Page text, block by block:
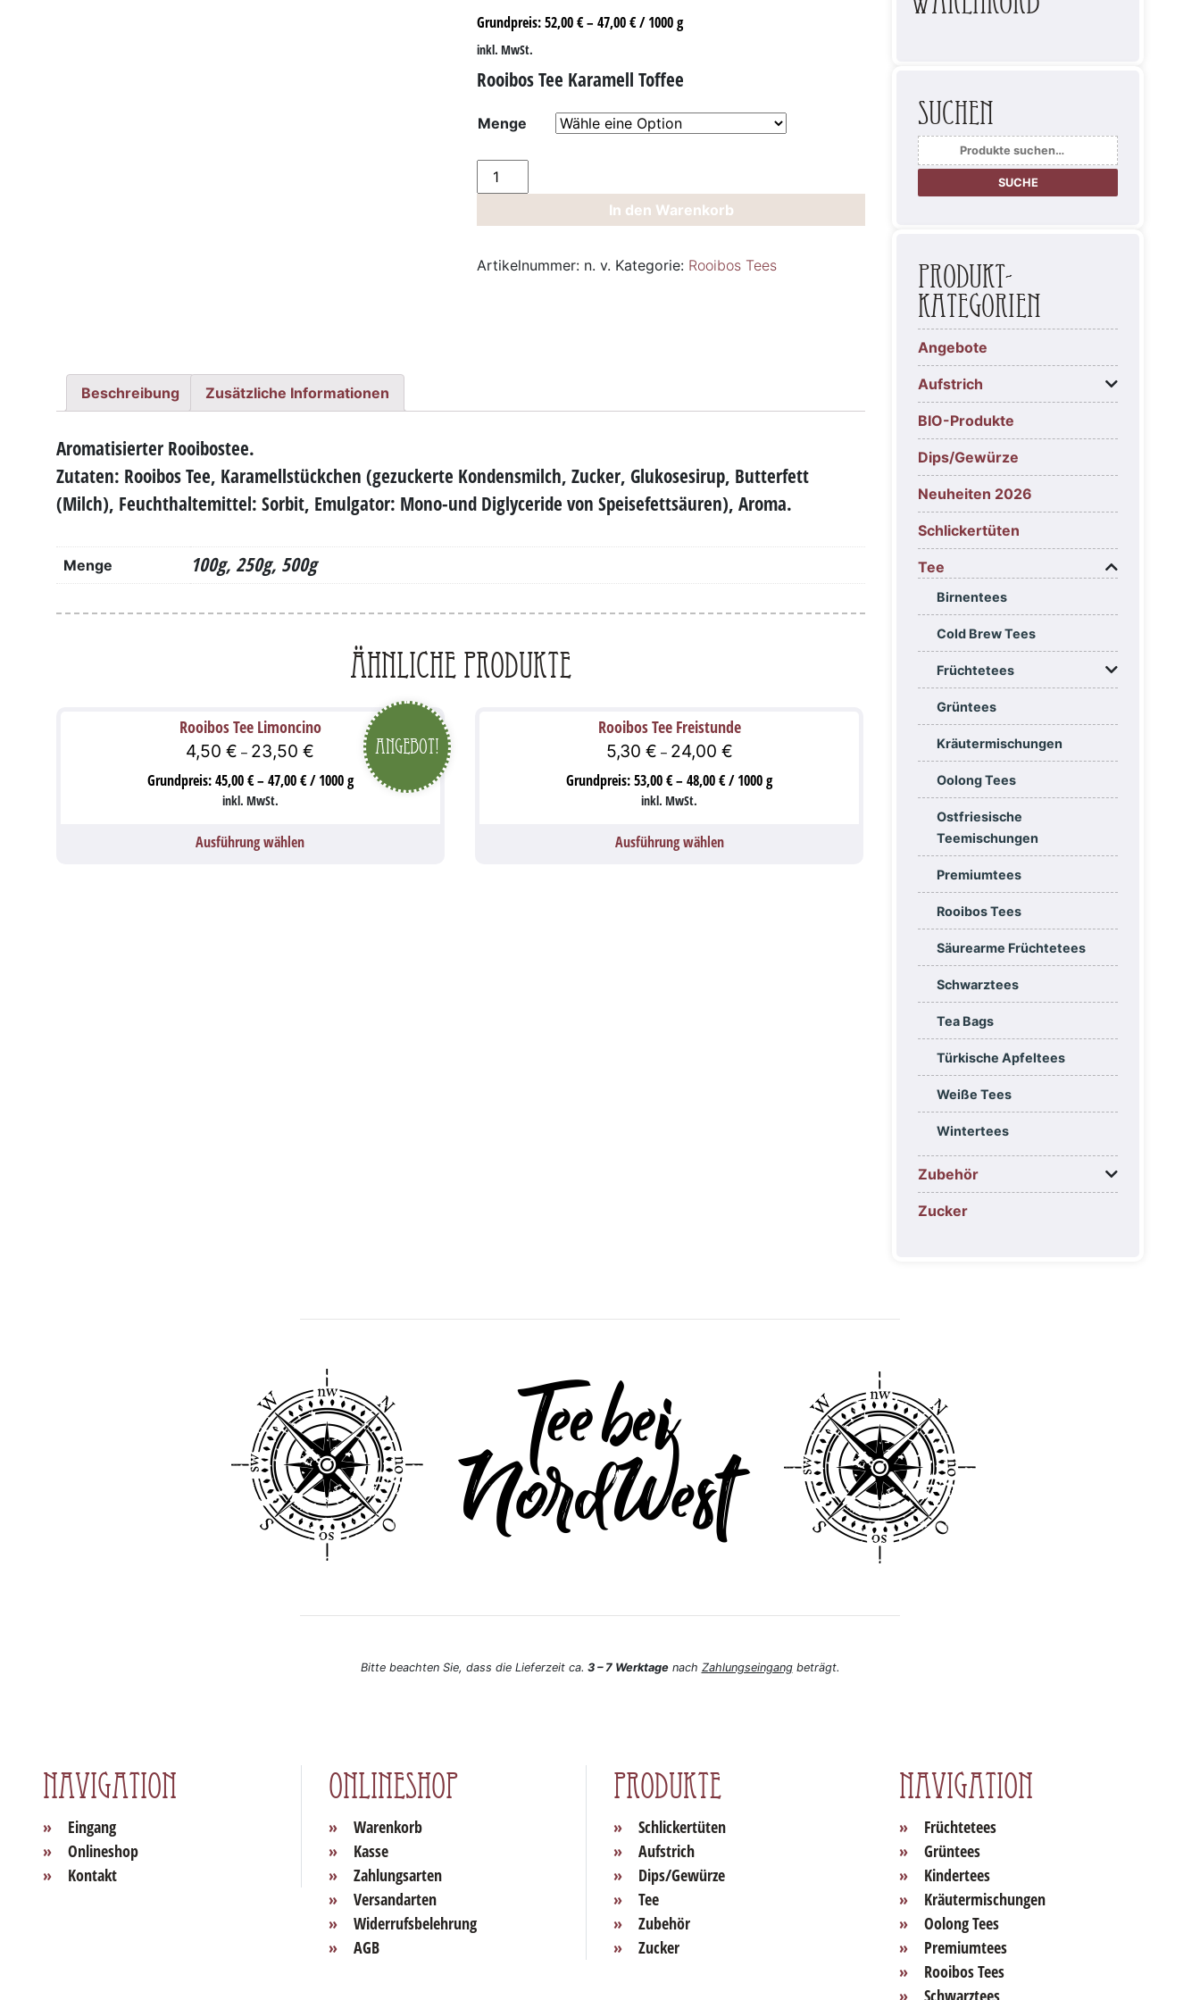
Grundpreis:52,00€–47,00€/1000g
inkl. MwSt.
Rooibos Tee Karamell Toffee
Menge
Rooibos
Tee
Menge
In den Warenkorb
Artikelnummer: n. v. Kategorie: Rooibos Tees
Beschreibung Zusätzliche Informationen
Aromatisierter Rooibostee.
Zutaten: Rooibos Tee, Karamellstückchen (gezuckerte Kondensmilch, Zucker, Glukosesirup, Butterfett
(Milch), Feuchthaltemittel: Sorbit, Emulgator: Mono-und Diglyceride von Speisefettsäuren), Aroma.
Menge 100g, 250g, 500g
Ähnliche Produkte
Angebot!
Rooibos Tee Limoncino
4,50€ – 23,50€
Grundpreis:45,00€– 47,00€/1000g
inkl. MwSt.
Ausführung wählen
Rooibos Tee Freistunde
5,30 € – 24,00 €
Grundpreis:53,00€–48,00€/1000g
inkl. MwSt.
Ausführung wählen
Suchen
Suche
nach:
SUCHE
Produkt-
Kategorien
Angebote
Aufstrich
BIO-Produkte
Dips/Gewürze
Neuheiten 2026
Schlickertüten
Tee
Birnentees
Cold Brew Tees
Früchtetees
Grüntees
Kräutermischungen
Oolong Tees
Ostfriesische
Teemischungen
Premiumtees
Rooibos Tees
Säurearme Früchtetees
Schwarztees
Tea Bags
Türkische Apfeltees
Weiße Tees
Wintertees
Zubehör
Zucker
Bitte beachten Sie, dass die Lieferzeit ca. 3 – 7 Werktagenach Zahlungseingangbeträgt.
Navigation
Eingang
Onlineshop
Kontakt
Onlineshop
Warenkorb
Kasse
Zahlungsarten
Versandarten
Widerrufsbelehrung
AGB
Produkte
Schlickertüten
Aufstrich
Dips/Gewürze
Tee
Zubehör
Zucker
Navigation
Früchtetees
Grüntees
Kindertees
Kräutermischungen
Oolong Tees
Premiumtees
Rooibos Tees